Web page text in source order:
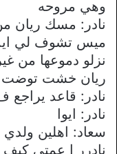
وهي مروحه
نادر: مسك ريان
ميس تشوف لي
نزلو دموعها من
ريان خشت
نادر: قاعد
نادر: ايوا
سعاد: اهلين ولدي
نادرر ا عمتي